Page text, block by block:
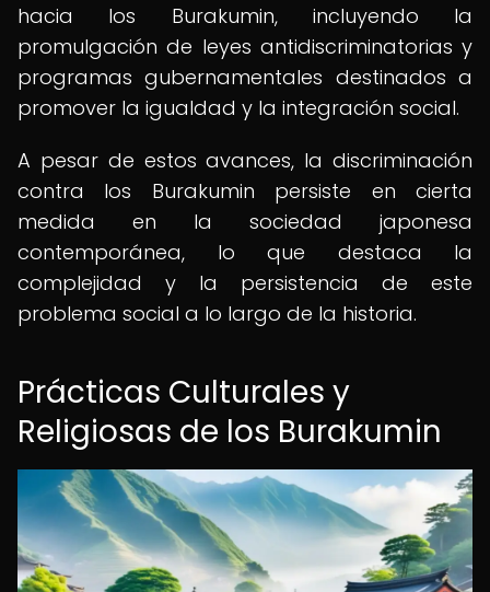
hacia los Burakumin, incluyendo la
promulgación de leyes antidiscriminatorias y
programas gubernamentales destinados a
promover la igualdad y la integración social.
A pesar de estos avances, la discriminación
contra los Burakumin persiste en cierta
medida en la sociedad japonesa
contemporánea, lo que destaca la
complejidad y la persistencia de este
problema social a lo largo de la historia.
Prácticas Culturales y
Religiosas de los Burakumin